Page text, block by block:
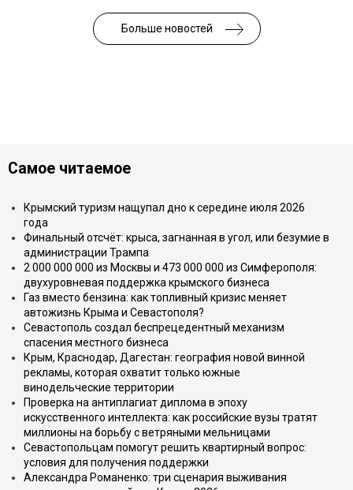
Больше новостей
Самое читаемое
Крымский туризм нащупал дно к середине июля 2026
года
Финальный отсчёт: крыса, загнанная в угол, или безумие в
администрации Трампа
2 000 000 000 из Москвы и 473 000 000 из Симферополя:
двухуровневая поддержка крымского бизнеса
Газ вместо бензина: как топливный кризис меняет
автожизнь Крыма и Севастополя?
Севастополь создал беспрецедентный механизм
спасения местного бизнеса
Крым, Краснодар, Дагестан: география новой винной
рекламы, которая охватит только южные
винодельческие территории
Проверка на антиплагиат диплома в эпоху
искусственного интеллекта: как российские вузы тратят
миллионы на борьбу с ветряными мельницами
Севастопольцам помогут решить квартирный вопрос:
условия для получения поддержки
Александра Романенко: три сценария выживания